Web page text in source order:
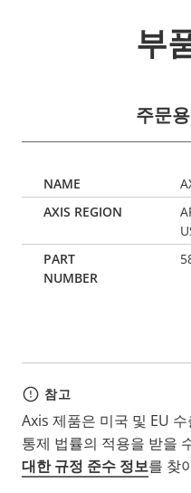
부
주문
참고
Axis 제품은 미국 및 EU
통제 법률의 적용을 받을
대한 규정 준수 정보를 찾